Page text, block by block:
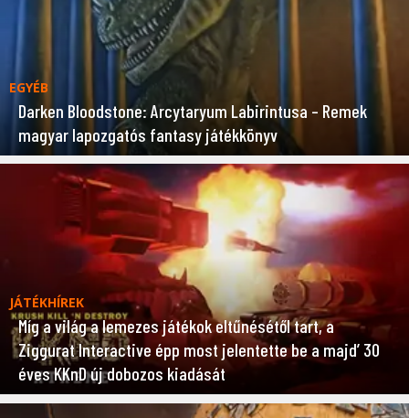
EGYÉB
Darken Bloodstone: Arcytaryum Labirintusa – Remek
magyar lapozgatós fantasy játékkönyv
JÁTÉKHÍREK
Míg a világ a lemezes játékok eltűnésétől tart, a
Ziggurat Interactive épp most jelentette be a majd’ 30
éves KKnD új dobozos kiadását